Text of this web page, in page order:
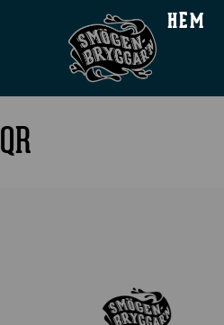
HEM
QR